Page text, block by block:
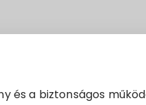
és a biztonságos